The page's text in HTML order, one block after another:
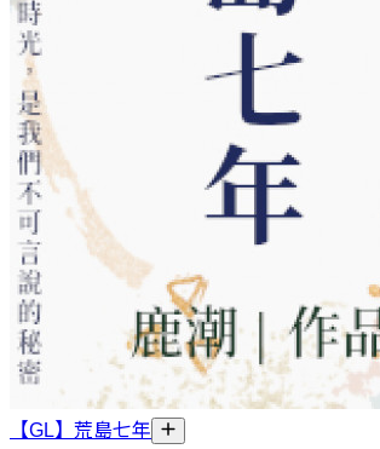
【GL】荒島七年